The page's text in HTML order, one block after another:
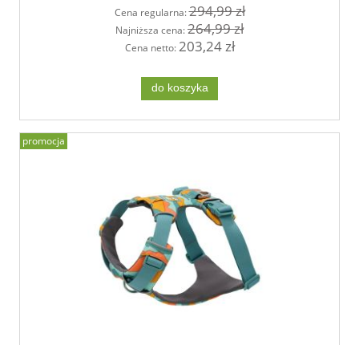
Cena regularna:294,99 zł
Najniższa cena:264,99 zł
Cena netto:203,24 zł
do koszyka
promocja